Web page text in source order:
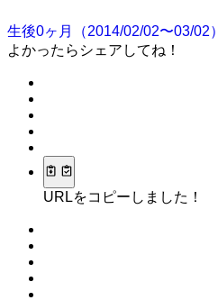
生後0ヶ月（2014/02/02〜03/02）
よかったらシェアしてね！
URLをコピーしました！